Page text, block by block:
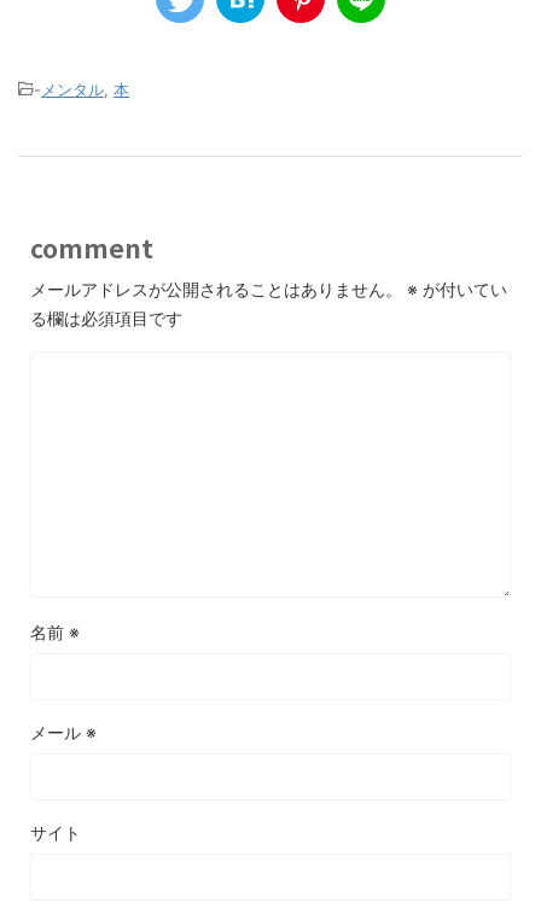
- メンタル 本
comment
メールアドレスが公開されることはありません。 ※ が付いてい
る欄は必須項目です
名前 ※
メール ※
サイト